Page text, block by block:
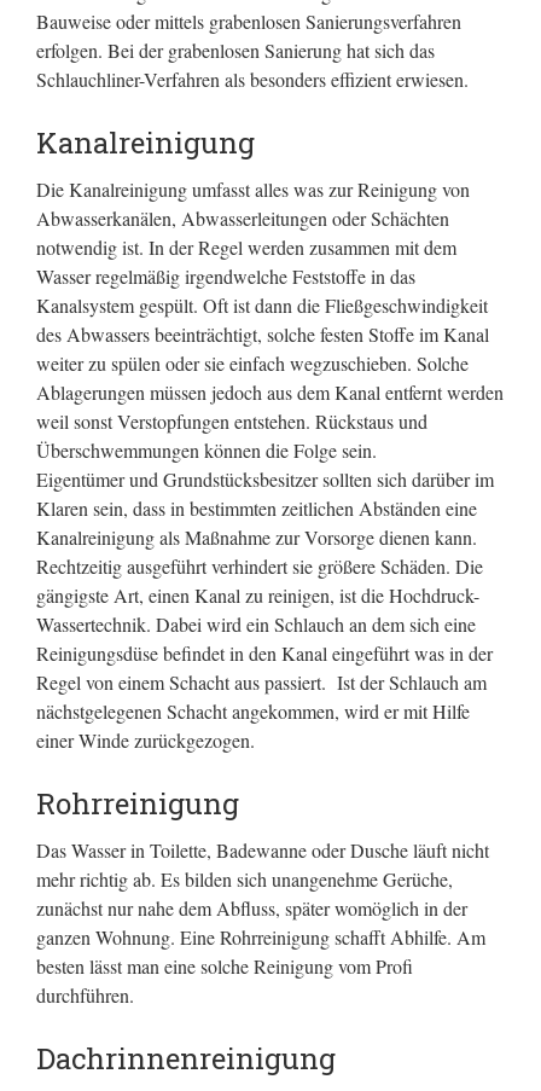
Bauweise oder mittels grabenlosen Sanierungsverfahren
erfolgen. Bei der grabenlosen Sanierung hat sich das
Schlauchliner-Verfahren als besonders effizient erwiesen.
Kanalreinigung
Die Kanalreinigung umfasst alles was zur Reinigung von
Abwasserkanälen, Abwasserleitungen oder Schächten
notwendig ist. In der Regel werden zusammen mit dem
Wasser regelmäßig irgendwelche Feststoffe in das
Kanalsystem gespült. Oft ist dann die Fließgeschwindigkeit
des Abwassers beeinträchtigt, solche festen Stoffe im Kanal
weiter zu spülen oder sie einfach wegzuschieben. Solche
Ablagerungen müssen jedoch aus dem Kanal entfernt werden
weil sonst Verstopfungen entstehen. Rückstaus und
Überschwemmungen können die Folge sein.
Eigentümer und Grundstücksbesitzer sollten sich darüber im
Klaren sein, dass in bestimmten zeitlichen Abständen eine
Kanalreinigung als Maßnahme zur Vorsorge dienen kann.
Rechtzeitig ausgeführt verhindert sie größere Schäden. Die
gängigste Art, einen Kanal zu reinigen, ist die Hochdruck-
Wassertechnik. Dabei wird ein Schlauch an dem sich eine
Reinigungsdüse befindet in den Kanal eingeführt was in der
Regel von einem Schacht aus passiert. Ist der Schlauch am
nächstgelegenen Schacht angekommen, wird er mit Hilfe
einer Winde zurückgezogen.
Rohrreinigung
Das Wasser in Toilette, Badewanne oder Dusche läuft nicht
mehr richtig ab. Es bilden sich unangenehme Gerüche,
zunächst nur nahe dem Abfluss, später womöglich in der
ganzen Wohnung. Eine Rohrreinigung schafft Abhilfe. Am
besten lässt man eine solche Reinigung vom Profi
durchführen.
Dachrinnenreinigung